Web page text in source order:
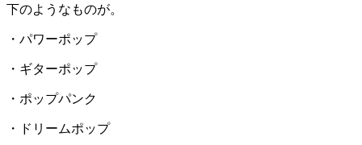
下のようなものが。
・パワーポップ
・ギターポップ
・ポップパンク
・ドリームポップ